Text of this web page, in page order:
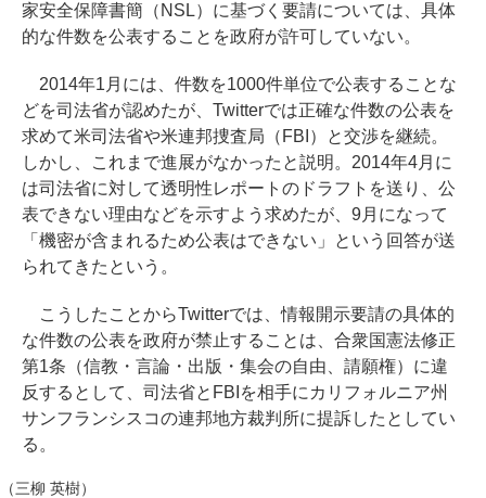
家安全保障書簡（NSL）に基づく要請については、具体
的な件数を公表することを政府が許可していない。
2014年1月には、件数を1000件単位で公表することな
どを司法省が認めたが、Twitterでは正確な件数の公表を
求めて米司法省や米連邦捜査局（FBI）と交渉を継続。
しかし、これまで進展がなかったと説明。2014年4月に
は司法省に対して透明性レポートのドラフトを送り、公
表できない理由などを示すよう求めたが、9月になって
「機密が含まれるため公表はできない」という回答が送
られてきたという。
こうしたことからTwitterでは、情報開示要請の具体的
な件数の公表を政府が禁止することは、合衆国憲法修正
第1条（信教・言論・出版・集会の自由、請願権）に違
反するとして、司法省とFBIを相手にカリフォルニア州
サンフランシスコの連邦地方裁判所に提訴したとしてい
る。
（三柳 英樹）